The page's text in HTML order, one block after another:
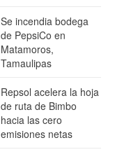
Se incendia bodega
de PepsiCo en
Matamoros,
Tamaulipas
Repsol acelera la hoja
de ruta de Bimbo
hacia las cero
emisiones netas